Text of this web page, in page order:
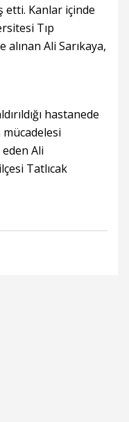
etti. Kanlar içinde
Tıp
alınan Ali Sarıkaya,
hastanede
Ali
Tatlıcak